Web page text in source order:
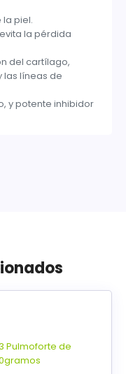
piel.
la pérdida
del cartílago,
las líneas de
y potente inhibidor